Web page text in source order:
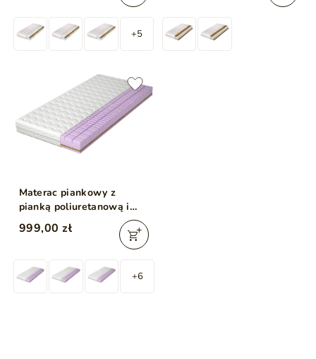
+5
Materac piankowy z
pianką poliuretanową i
matą kokosową Silence
160x200
999,00 zł
+6